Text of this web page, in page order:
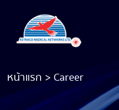
หน้าแรก >Career